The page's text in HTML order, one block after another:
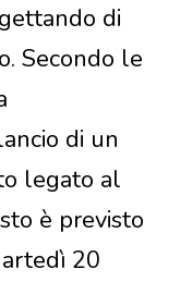
di
Secondo le
di un
legato al
è previsto
20